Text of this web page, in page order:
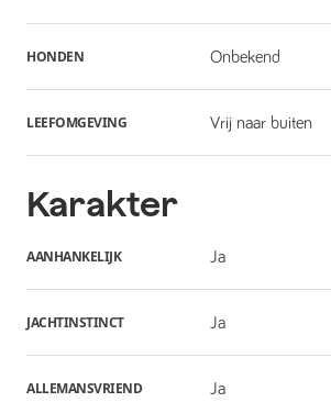
HONDEN Onbekend
LEEFOMGEVING Vrij naar buiten
Karakter
AANHANKELIJK Ja
JACHTINSTINCT Ja
ALLEMANSVRIEND Ja